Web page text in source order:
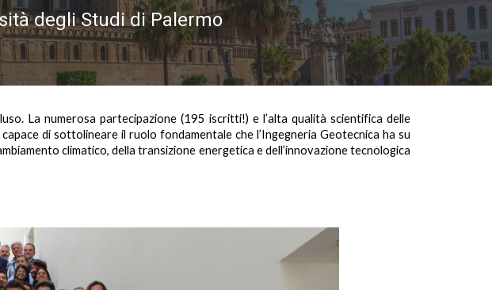
degli Studi di Palermo
La numerosa partecipazione (195 iscritti!) e l’alta qualità scientifica delle
di sottolineare il ruolo fondamentale che l’Ingegneria Geotecnica ha su
climatico, della transizione energetica e dell’innovazione tecnologica